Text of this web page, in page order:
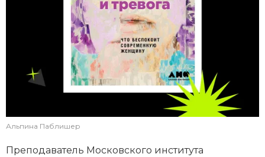
Альпина Паблишер
Преподаватель Московского института